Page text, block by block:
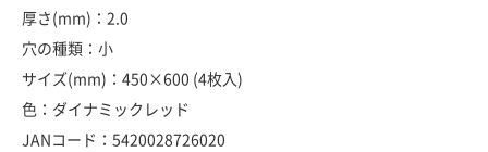
厚さ(mm)：2.0
穴の種類：小
サイズ(mm)：450×600 (4枚入)
色：ダイナミックレッド
JANコード：5420028726020